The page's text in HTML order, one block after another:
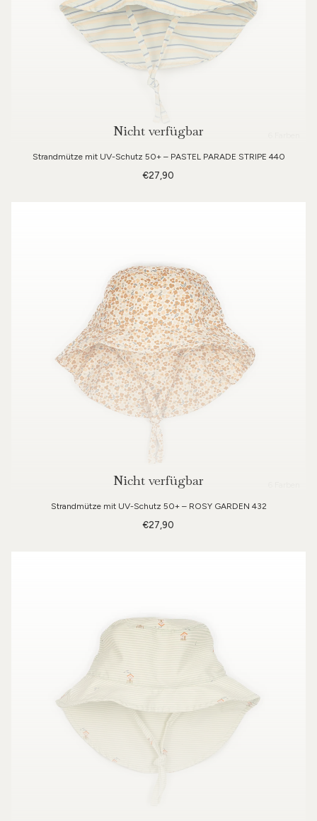
Nicht verfügbar
Strandmütze mit UV-Schutz 50+ – PASTEL PARADE STRIPE 440
€27,90
Nicht verfügbar
Strandmütze mit UV-Schutz 50+ – ROSY GARDEN 432
€27,90